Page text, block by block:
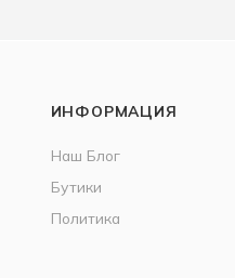
ИНФОРМАЦИЯ
Наш Блог
Бутики
Политика